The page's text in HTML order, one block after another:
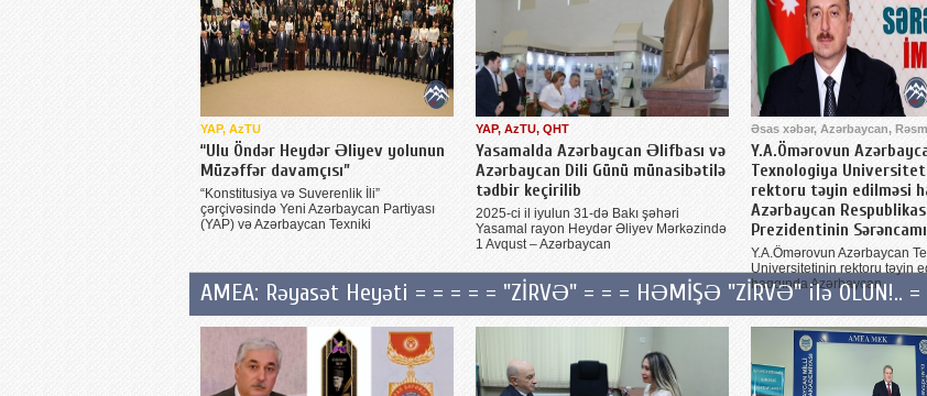
YAP, AzTU
“Ulu Öndər Heydər Əliyev yolunun
Müzəffər davamçısı”
“Konstitusiya və Suverenlik İli”
çərçivəsində Yeni Azərbaycan Partiyası
(YAP) və Azərbaycan Texniki
YAP, AzTU, QHT
Yasamalda Azərbaycan Əlifbası və
Azərbaycan Dili Günü münasibətilə
tədbir keçirilib
2025-ci il iyulun 31-də Bakı şəhəri
Yasamal rayon Heydər Əliyev Mərkəzində
1 Avqust – Azərbaycan
Əsas xəbər, Azərbaycan,
Y.A.Ömərovun
Texnologiya
rektoru təyin edilməsi
Azərbaycan
Prezidentinin Sərəncamı
Y.A.Ömərovun Azərbaycan
Universitetinin rektoru təyin
haqqında Azərbaycan
AMEA: Rəyasət Heyəti = = = = = "ZİRVƏ" = = = HƏMİŞƏ "ZİRVƏ" ilə OLUN!..